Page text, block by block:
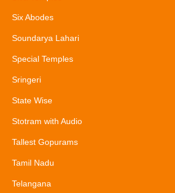
Six Abodes
Soundarya Lahari
Special Temples
Sringeri
State Wise
Stotram with Audio
Tallest Gopurams
Tamil Nadu
Telangana